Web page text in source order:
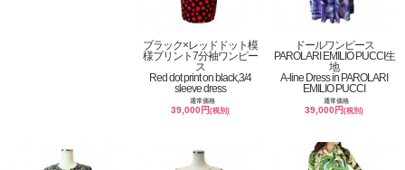
ブラック×レッドドット模
様プリント7分袖ワンピー
ス
Red dot print on black,3/4
sleeve dress
通常価格
39,000円(税別)
ドールワンピース
PAROLARI EMILIO PUCCI生
地
A-line Dress in PAROLARI
EMILIO PUCCI
通常価格
39,000円(税別)